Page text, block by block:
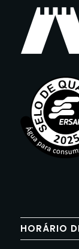
HORÁRIO